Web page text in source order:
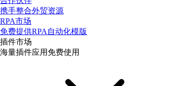
携手整合外贸资源
RPA市场
免费提供RPA自动化模版
插件市场
海量插件应用免费使用